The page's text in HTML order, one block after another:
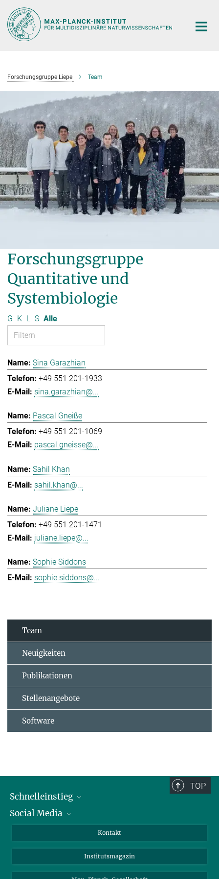
Hauptinhalt
Forschungsgruppe Liepe Team
Forschungsgruppe
Quantitative und
Systembiologie
G K L S Alle
Sina Garazhian
+49 551 201-1933
sina.garazhian@...
Pascal Gneiße
+49 551 201-1069
pascal.gneisse@...
Sahil Khan
sahil.khan@...
Juliane Liepe
+49 551 201-1471
juliane.liepe@...
Sophie Siddons
sophie.siddons@...
Team
Neuigkeiten
Publikationen
Stellenangebote
Software
TOP
Schnelleinstieg
Alumni
Fördernde
Social Media
Bluesky
Facebook
Kontakt
Institutsmagazin